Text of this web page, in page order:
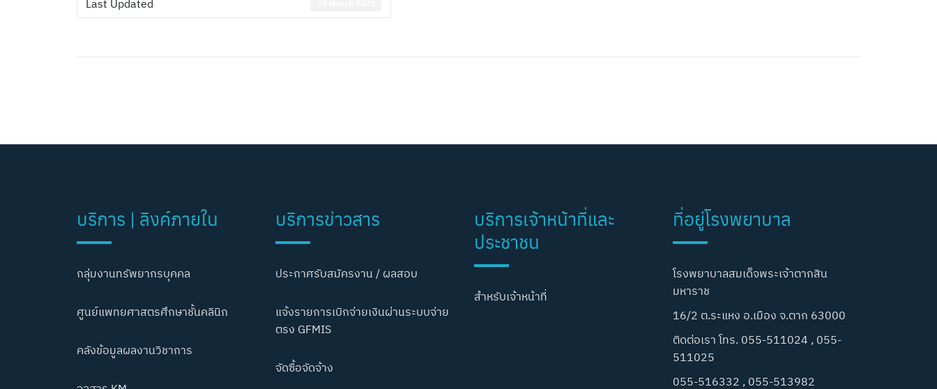
Last Updated
บริการ | ลิงค์ภายใน
กลุ่มงานทรัพยากรบุคคล
ศูนย์แพทยศาสตรศึกษาชั้นคลินิก
คลังข้อมูลผลงานวิชาการ
บริการข่าวสาร
ประกาศรับสมัครงาน / ผลสอบ
แจ้งรายการเบิกจ่ายเงินผ่านระบบจ่าย
ตรง GFMIS
จัดซื้อจัดจ้าง
บริการเจ้าหน้าที่และ
ประชาชน
สำหรับเจ้าหน้าที่
ที่อยู่โรงพยาบาล
โรงพยาบาลสมเด็จพระเจ้าตากสิน
มหาราช
16/2 ต.ระแหง อ.เมือง จ.ตาก 63000
ติดต่อเรา โทร. 055-511024 , 055-
511025
055-516332 , 055-513982